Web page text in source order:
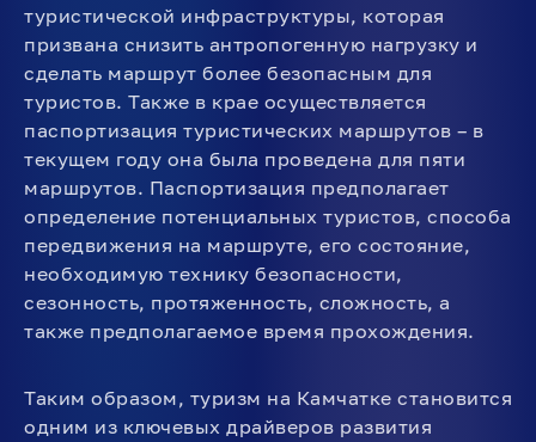
туристической инфраструктуры, которая
призвана снизить антропогенную нагрузку и
сделать маршрут более безопасным для
туристов. Также в крае осуществляется
паспортизация туристических маршрутов – в
текущем году она была проведена для пяти
маршрутов. Паспортизация предполагает
определение потенциальных туристов, способа
передвижения на маршруте, его состояние,
необходимую технику безопасности,
сезонность, протяженность, сложность, а
также предполагаемое время прохождения.
Таким образом, туризм на Камчатке становится
одним из ключевых драйверов развития